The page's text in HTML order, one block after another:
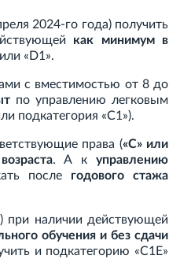
2024-го года) получить
как минимум в
«D1».
с вместимостью от 8 до
по управлению легковым
подкатегория «C1»).
права («C» или
. А куправлению
после годового стажа
при наличии действующей
обучения и без сдачи
и подкатегорию «C1E»